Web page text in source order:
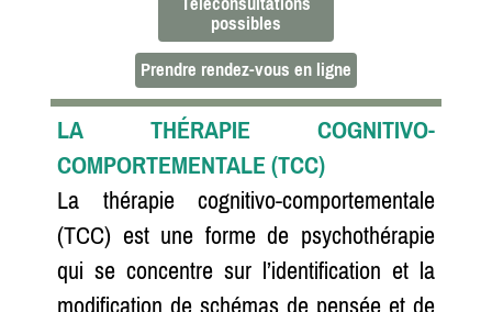
possibles
Prendre rendez-vous en ligne
LA THÉRAPIE COGNITIVO-
COMPORTEMENTALE (TCC)
La thérapie cognitivo-comportementale
(TCC) est une forme de psychothérapie
qui se concentre sur l’identification et la